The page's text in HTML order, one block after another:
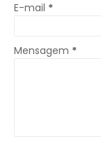
E-mail *
Mensagem *